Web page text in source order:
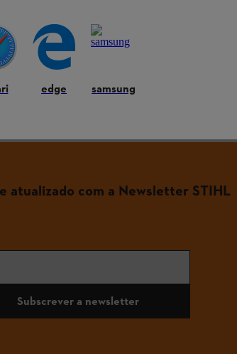
atualizado com a Newsletter STIHL
Subscrever a newsletter
edge samsung